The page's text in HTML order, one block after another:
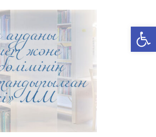
Open toolbar